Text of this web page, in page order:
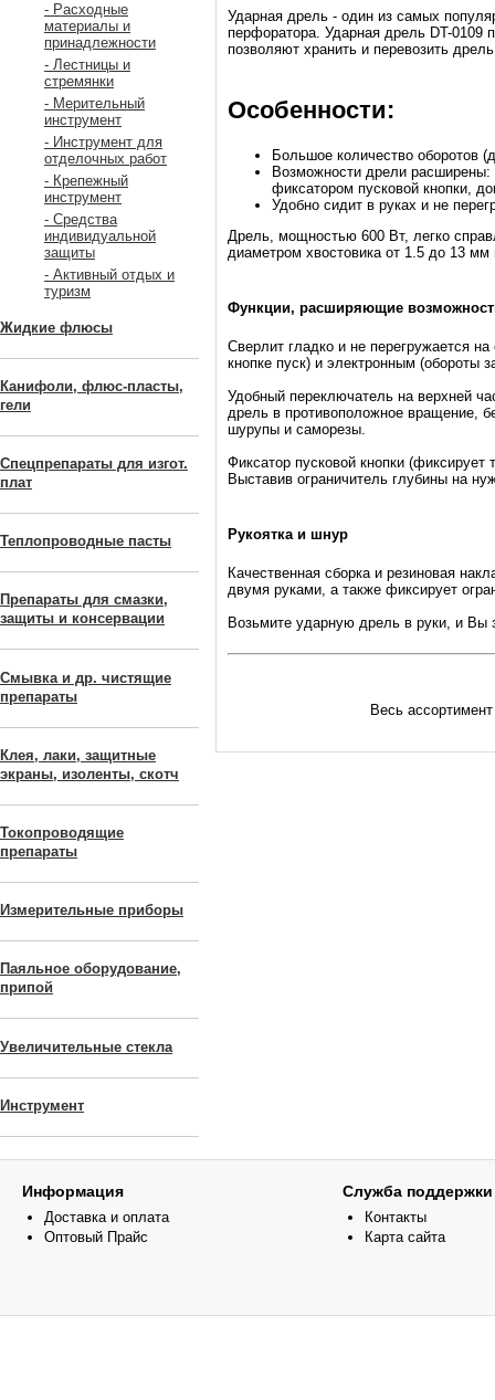
- Расходные
материалы и
принадлежности
- Лестницы и
стремянки
- Мерительный
инструмент
- Инструмент для
отделочных работ
- Крепежный
инструмент
- Средства
индивидуальной
защиты
- Активный отдых и
туризм
Жидкие флюсы
Канифоли, флюс-пласты,
гели
Спецпрепараты для изгот.
плат
Теплопроводные пасты
Препараты для смазки,
защиты и консервации
Смывка и др. чистящие
препараты
Клея, лаки, защитные
экраны, изоленты, скотч
Токопроводящие
препараты
Измерительные приборы
Паяльное оборудование,
припой
Увеличительные стекла
Инструмент
Ударная дрель - один из самых
перфоратора. Ударная дрель DT-0109
позволяют хранить и перевозить
Особенности:
Большое количество оборотов
Возможности дрели расширены:
фиксатором пусковой кнопки,
Удобно сидит в руках и не
Дрель, мощностью 600 Вт, легко
диаметром хвостовика от 1.5 до 13
Функции, расширяющие
Сверлит гладко и не перегружается
кнопке пуск) и электронным (обороты
Удобный переключатель на верхней
дрель в противоположное вращение,
шурупы и саморезы.
Фиксатор пусковой кнопки
Выставив ограничитель глубины на
Рукоятка и шнур
Качественная сборка и резиновая
двумя руками, а также фиксирует
Возьмите ударную дрель в руки, и Вы
Весь
Информация
Доставка и оплата
Оптовый Прайс
Служба поддержки
Контакты
Карта сайта